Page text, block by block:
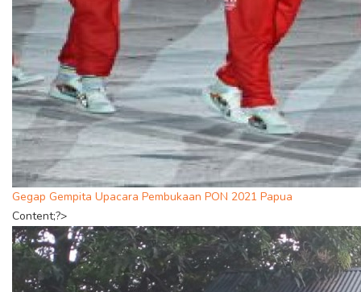
Gegap Gempita Upacara Pembukaan PON 2021 Papua
Content;?>